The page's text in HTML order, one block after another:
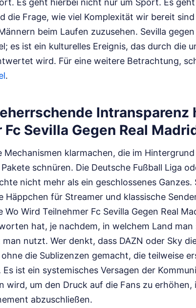
Es geht hierbei nicht nur um Sport. Es
die Frage, wie viel Komplexität wir bereit
beim Laufen zuzusehen. Sevilla
es ist ein kulturelles Ereignis, das durch die
wird. Für eine weitere Betrachtung,
.
Intransparenz
Sevilla Gegen Real
Mechanismen klarmachen, die im
schnüren. Die Deutsche Fußball Liga
nicht mehr als ein geschlossenes Ganzes.
Häppchen für Streamer und klassische
Wo Wird Teilnehmer Fc Sevilla Gegen Real
hat, je nachdem, in welchem Land
nutzt. Wer denkt, dass DAZN oder Sky
die Sublizenzen gemacht, die teilweise
ist ein systemisches Versagen der
wird, um den Druck auf die Fans zu
abzuschließen.